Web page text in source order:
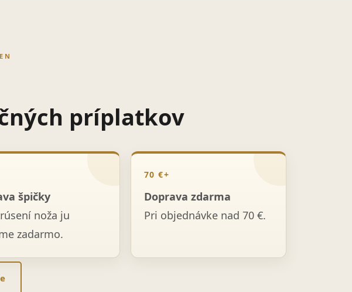
príplatkov
špičky
noža ju
zadarmo.
70 €+
Doprava zdarma
Pri objednávke nad 70 €.